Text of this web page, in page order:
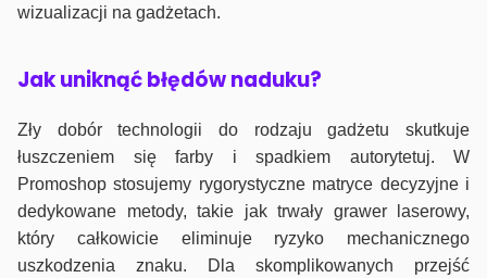
wizualizacji na gadżetach.
Jak uniknąć błędów naduku?
Zły dobór technologii do rodzaju gadżetu skutkuje
łuszczeniem się farby i spadkiem autorytetuj. W
Promoshop stosujemy rygorystyczne matryce decyzyjne i
dedykowane metody, takie jak trwały grawer laserowy,
który całkowicie eliminuje ryzyko mechanicznego
uszkodzenia znaku. Dla skomplikowanych przejść